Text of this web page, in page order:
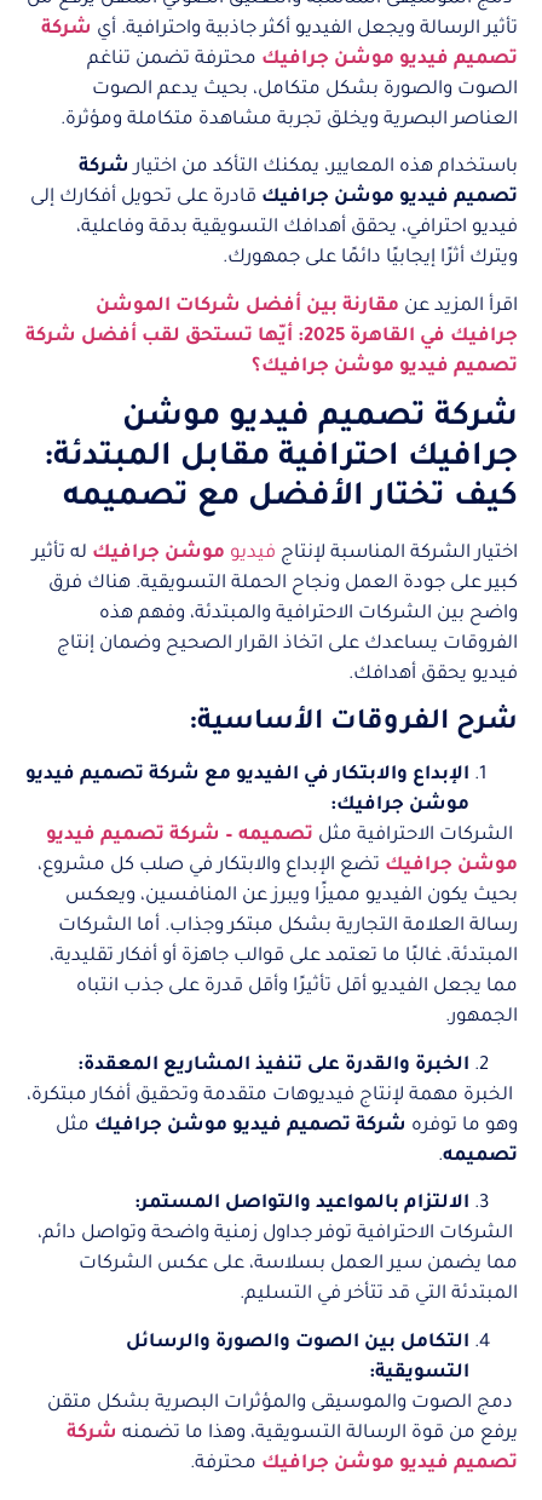
تأثير الرسالة ويجعل الفيديو أكثر جاذبية واحترافية. أي شركة
تصميم فيديو موشن جرافيك محترفة تضمن تناغم
الصوت والصورة بشكل متكامل، بحيث يدعم الصوت
العناصر البصرية ويخلق تجربة مشاهدة متكاملة ومؤثرة.
باستخدام هذه المعايير، يمكنك التأكد من اختيار شركة
تصميم فيديو موشن جرافيك قادرة على تحويل أفكارك إلى
فيديو احترافي، يحقق أهدافك التسويقية بدقة وفاعلية،
ويترك أثرًا إيجابيًا دائمًا على جمهورك.
اقرأ المزيد عن مقارنة بين أفضل شركات الموشن
جرافيك في القاهرة 2025: أيّها تستحق لقب أفضل شركة
تصميم فيديو موشن جرافيك؟
شركة تصميم فيديو موشن
جرافيك احترافية مقابل المبتدئة:
كيف تختار الأفضل مع تصميمه
اختيار الشركة المناسبة لإنتاج فيديو موشن جرافيك له تأثير
كبير على جودة العمل ونجاح الحملة التسويقية. هناك فرق
واضح بين الشركات الاحترافية والمبتدئة، وفهم هذه
الفروقات يساعدك على اتخاذ القرار الصحيح وضمان إنتاج
فيديو يحقق أهدافك.
شرح الفروقات الأساسية:
الإبداع والابتكار في الفيديو مع شركة تصميم فيديو
موشن جرافيك:
الشركات الاحترافية مثل تصميمه – شركة تصميم فيديو
موشن جرافيك تضع الإبداع والابتكار في صلب كل مشروع،
بحيث يكون الفيديو مميزًا ويبرز عن المنافسين، ويعكس
رسالة العلامة التجارية بشكل مبتكر وجذاب. أما الشركات
المبتدئة، غالبًا ما تعتمد على قوالب جاهزة أو أفكار تقليدية،
مما يجعل الفيديو أقل تأثيرًا وأقل قدرة على جذب انتباه
الجمهور.
الخبرة والقدرة على تنفيذ المشاريع المعقدة:
الخبرة مهمة لإنتاج فيديوهات متقدمة وتحقيق أفكار مبتكرة،
وهو ما توفره شركة تصميم فيديو موشن جرافيك مثل
تصميمه.
الالتزام بالمواعيد والتواصل المستمر:
الشركات الاحترافية توفر جداول زمنية واضحة وتواصل دائم،
مما يضمن سير العمل بسلاسة، على عكس الشركات
المبتدئة التي قد تتأخر في التسليم.
التكامل بين الصوت والصورة والرسائل
التسويقية:
دمج الصوت والموسيقى والمؤثرات البصرية بشكل متقن
يرفع من قوة الرسالة التسويقية، وهذا ما تضمنه شركة
تصميم فيديو موشن جرافيك محترفة.